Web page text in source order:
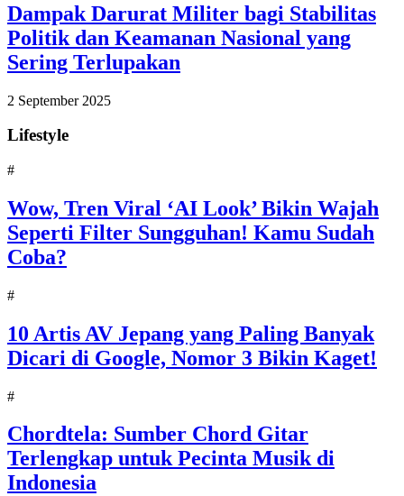
Dampak Darurat Militer bagi Stabilitas
Politik dan Keamanan Nasional yang
Sering Terlupakan
2 September 2025
Lifestyle
#
Wow, Tren Viral ‘AI Look’ Bikin Wajah
Seperti Filter Sungguhan! Kamu Sudah
Coba?
#
10 Artis AV Jepang yang Paling Banyak
Dicari di Google, Nomor 3 Bikin Kaget!
#
Chordtela: Sumber Chord Gitar
Terlengkap untuk Pecinta Musik di
Indonesia